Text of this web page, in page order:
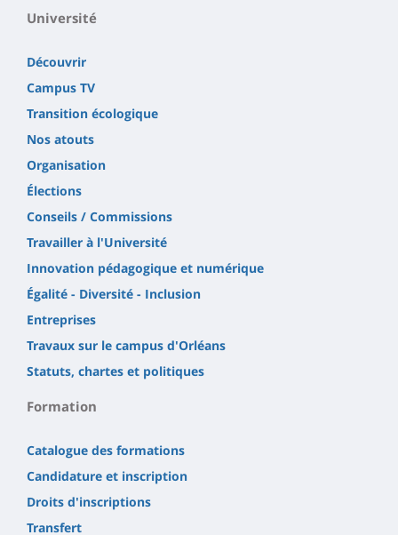
Université
Découvrir
Campus TV
Transition écologique
Nos atouts
Organisation
Élections
Conseils / Commissions
Travailler à l'Université
Innovation pédagogique et numérique
Égalité - Diversité - Inclusion
Entreprises
Travaux sur le campus d'Orléans
Statuts, chartes et politiques
Formation
Catalogue des formations
Candidature et inscription
Droits d'inscriptions
Transfert